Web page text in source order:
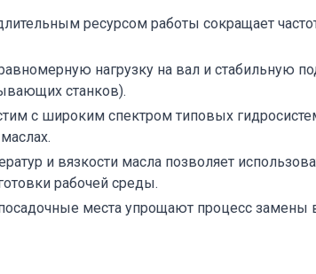
ресурсом работы сокращает
нагрузку на вал и стабильную
станков).
с широким спектром типовых
и вязкости масла позволяет
рабочей среды.
места упрощают процесс